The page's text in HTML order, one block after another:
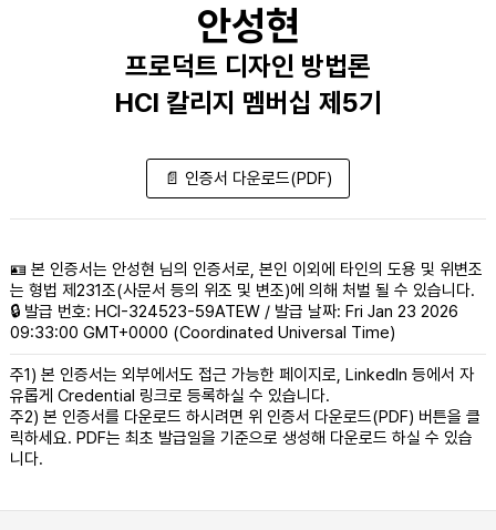
안성현
프로덕트 디자인 방법론
HCI 칼리지 멤버십 제5기
📄 인증서 다운로드(PDF)
🪪 본 인증서는 안성현 님의 인증서로, 본인 이외에 타인의 도용 및 위변조
는 형법 제231조(사문서 등의 위조 및 변조)에 의해 처벌 될 수 있습니다.
🔒 발급 번호: HCI-324523-59ATEW / 발급 날짜: Fri Jan 23 2026
09:33:00 GMT+0000 (Coordinated Universal Time)
주1) 본 인증서는 외부에서도 접근 가능한 페이지로, LinkedIn 등에서 자
유롭게 Credential 링크로 등록하실 수 있습니다.
주2) 본 인증서를 다운로드 하시려면 위 인증서 다운로드(PDF) 버튼을 클
릭하세요. PDF는 최초 발급일을 기준으로 생성해 다운로드 하실 수 있습
니다.